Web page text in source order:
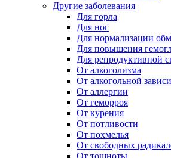
Другие заболевания
Для горла
Для ног
Для нормализации
Для повышения
Для репродуктивной
От алкоголизма
От алкогольной
От аллергии
От геморроя
От курения
От потливости
От похмелья
От свободных
От тошноты